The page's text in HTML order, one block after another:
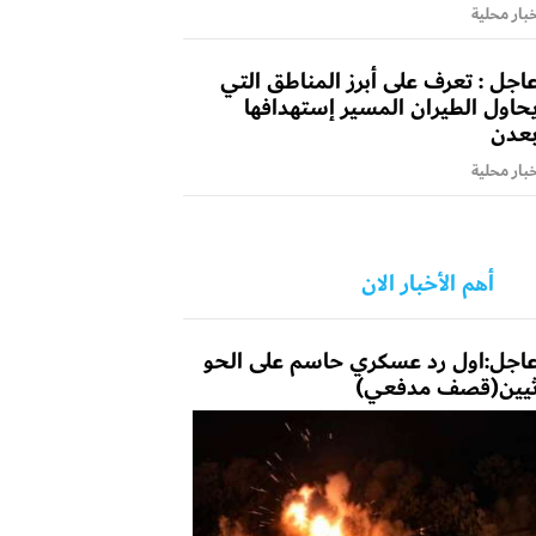
محلية
: تعرف على أبرز المناطق التي
الطيران المسير إستهدافها
بعدن
محلية
أهم الأخبار الان
رد عسكري حاسم على الحو
مدفعي)